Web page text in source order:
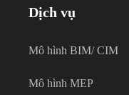
Dịch vụ
Mô hình BIM/ CIM
Mô hình MEP